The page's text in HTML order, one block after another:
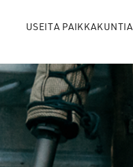
USEITA PAIKKAKUNTIA